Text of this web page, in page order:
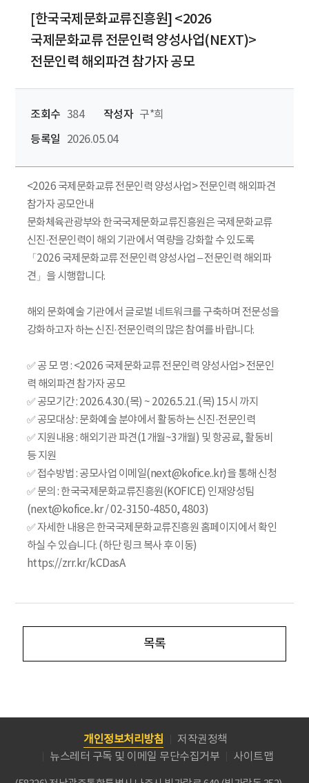
[한국국제문화교류진흥원] <2026
국제문화교류 전문인력 양성사업(NEXT)>
전문인력 해외파견 참가자 공모
조회수 384 작성자 구*희
등록일
2026.05.04
<2026 국제문화교류 전문인력 양성사업> 전문인력 해외파견
참가자 공모안내
문화체육관광부와 한국국제문화교류진흥원은 국제문화교류
신진·전문인력이 해외 기관에서 역량을 강화할 수 있도록
「2026 국제문화교류 전문인력 양성사업 – 전문인력 해외파
견」을 시행합니다.
해외 문화예술 기관에서 글로벌 네트워크를 구축하며 전문성을
강화하고자 하는 신진·전문인력의 많은 참여를 바랍니다.
✅ 공 모 명 : <2026 국제문화교류 전문인력 양성사업> 전문인
력 해외파견 참가자 공모
✅ 공모기간 : 2026.4.30.(목) ~ 2026.5.21.(목) 15시 까지
✅ 공모대상 : 문화예술 분야에서 활동하는 신진·전문인력
✅ 지원내용 : 해외기관 파견(1개월~3개월) 및 항공료, 활동비
등 지원
✅ 접수방법 : 공모사업 이메일(next@kofice..kr)을 통해 신청
✅ 문의 : 한국국제문화교류진흥원(KOFICE) 인재양성팀
(next@kofice..kr / 02-3150-4850, 4803)
✅ 자세한 내용은 한국국제문화교류진흥원 홈페이지에서 확인
하실 수 있습니다. (하단 링크 복사 후 이동)
https://zrr.kr/kCDasA
목록
개인정보처리방침
저작권정책
뉴스레터 구독 및 이메일 무단수집거부
사이트맵